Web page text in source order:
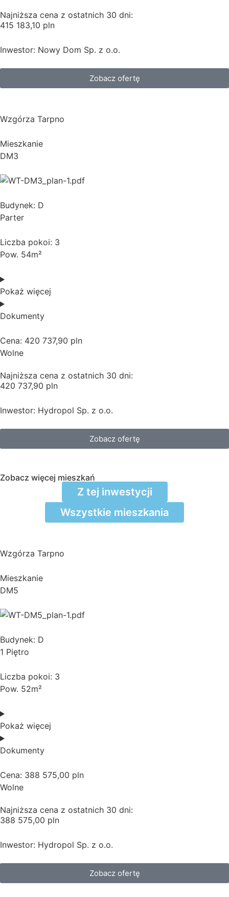
Najniższa cena z ostatnich 30 dni:
415 183,10 pln
Inwestor: Nowy Dom Sp. z o.o.
Zobacz ofertę
Wzgórza Tarpno
Mieszkanie
DM3
Budynek: D
Parter
Liczba pokoi: 3
Pow. 54m²
Pokaż więcej
Dokumenty
Cena: 420 737,90 pln
Wolne
Najniższa cena z ostatnich 30 dni:
420 737,90 pln
Inwestor: Hydropol Sp. z o.o.
Zobacz ofertę
Zobacz więcej mieszkań
Z tej inwestycji
Wszystkie mieszkania
Wzgórza Tarpno
Mieszkanie
DM5
Budynek: D
1 Piętro
Liczba pokoi: 3
Pow. 52m²
Pokaż więcej
Dokumenty
Cena: 388 575,00 pln
Wolne
Najniższa cena z ostatnich 30 dni:
388 575,00 pln
Inwestor: Hydropol Sp. z o.o.
Zobacz ofertę